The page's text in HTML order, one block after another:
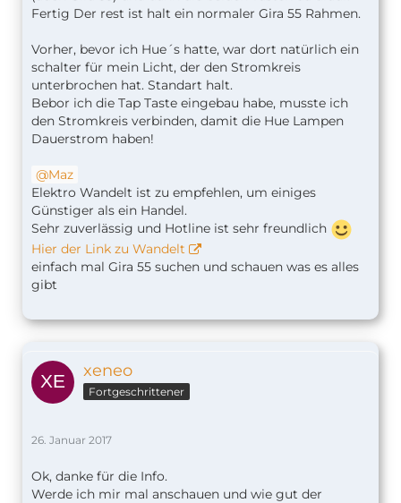
Fertig Der rest ist halt ein normaler Gira 55 Rahmen.
Vorher, bevor ich Hue´s hatte, war dort natürlich ein
schalter für mein Licht, der den Stromkreis
unterbrochen hat. Standart halt.
Bebor ich die Tap Taste eingebau habe, musste ich
den Stromkreis verbinden, damit die Hue Lampen
Dauerstrom haben!
Maz
Elektro Wandelt ist zu empfehlen, um einiges
Günstiger als ein Handel.
Sehr zuverlässig und Hotline ist sehr freundlich
Hier der Link zu Wandelt
einfach mal Gira 55 suchen und schauen was es alles
gibt
xeneo
Fortgeschrittener
26. Januar 2017
Ok, danke für die Info.
Werde ich mir mal anschauen und wie gut der